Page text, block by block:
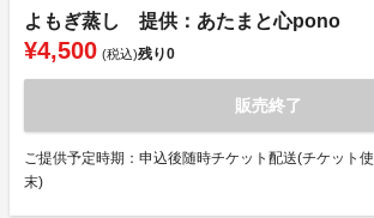
よもぎ蒸し 提供：あたまと心pono
¥4,500 (税込)残り0
販売終了
ご提供予定時期：申込後随時チケット配送(チケット
末)